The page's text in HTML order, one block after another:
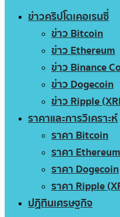
ข่าวคริปโตเคอเรนซี่
ข่าว Bitcoin
ข่าว Ethereum
ข่าว Binance
ข่าว Dogecoin
ข่าว Ripple
ราคาและการวิเคราะห์
ราคา Bitcoin
ราคา Ethereum
ราคา Dogecoin
ราคา Ripple
ปฏิทินเศรษฐกิจ